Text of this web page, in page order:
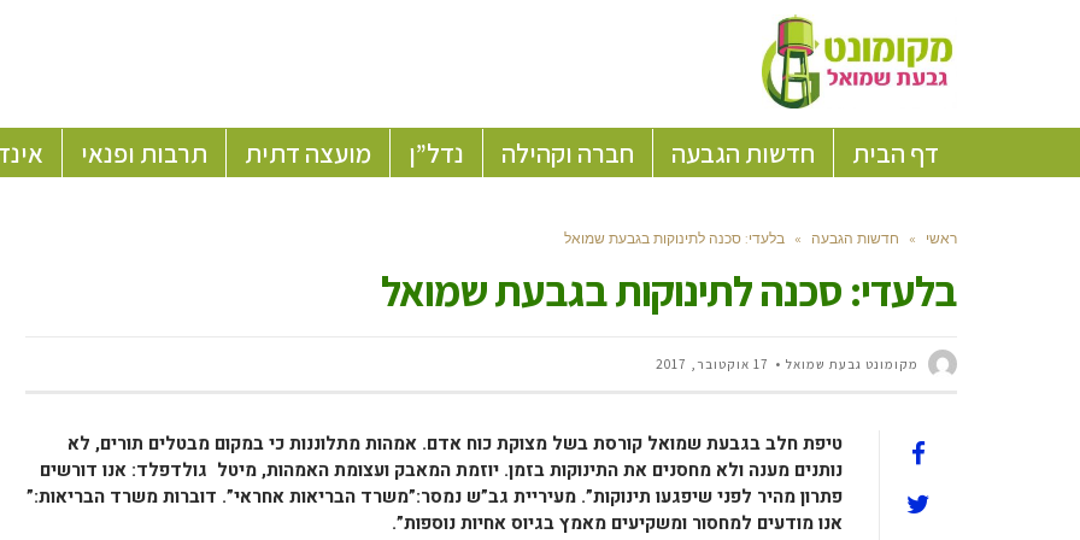
דף הבית חדשות הגבעה חברה וקהילה נדל”ן מועצה דתית תרבות ופנאי
ראשי » חדשות הגבעה » בלעדי: סכנה לתינוקות בגבעת שמואל
בלעדי: סכנה לתינוקות בגבעת שמואל
מקומונט גבעת שמואל 17 אוקטובר, 2017
טיפת חלב בגבעת שמואל קורסת בשל מצוקת כוח אדם. אמהות מתלוננות כי במקום מבטלים תורים, לא
נותנים מענה ולא מחסנים את התינוקות בזמן. יוזמת המאבק ועצומת האמהות, מיטל גולדפלד: אנו דורשים
פתרון מהיר לפני שיפגעו תינוקות”. מעיריית גב”ש נמסר:”משרד הבריאות אחראי”. דוברות משרד הבריאות:”
אנו מודעים למחסור ומשקיעים מאמץ בגיוס אחיות נוספות”.